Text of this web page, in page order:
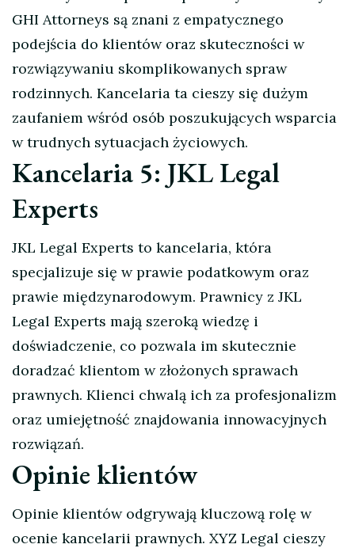
GHI Attorneys są znani z empatycznego
podejścia do klientów oraz skuteczności w
rozwiązywaniu skomplikowanych spraw
rodzinnych. Kancelaria ta cieszy się dużym
zaufaniem wśród osób poszukujących wsparcia
w trudnych sytuacjach życiowych.
Kancelaria 5: JKL Legal
Experts
JKL Legal Experts to kancelaria, która
specjalizuje się w prawie podatkowym oraz
prawie międzynarodowym. Prawnicy z JKL
Legal Experts mają szeroką wiedzę i
doświadczenie, co pozwala im skutecznie
doradzać klientom w złożonych sprawach
prawnych. Klienci chwalą ich za profesjonalizm
oraz umiejętność znajdowania innowacyjnych
rozwiązań.
Opinie klientów
Opinie klientów odgrywają kluczową rolę w
ocenie kancelarii prawnych. XYZ Legal cieszy